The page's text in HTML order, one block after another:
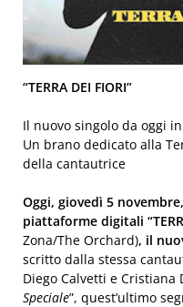
“TERRA DEI FIORI”
Il nuovo singolo da oggi
Un brano dedicato alla
della cantautrice
Oggi, giovedì 5
piattaforme digitali
Zona/The Orchard), il
scritto dalla stessa
Diego Calvetti e Cristiana
Speciale”, quest’ultimo